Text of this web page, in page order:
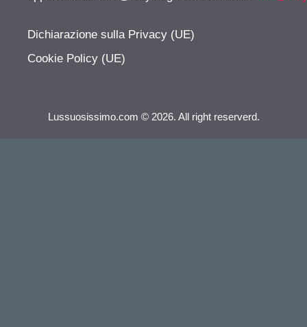
Dichiarazione sulla Privacy (UE)
Cookie Policy (UE)
Lussuosissimo.com © 2026. All right reserverd.